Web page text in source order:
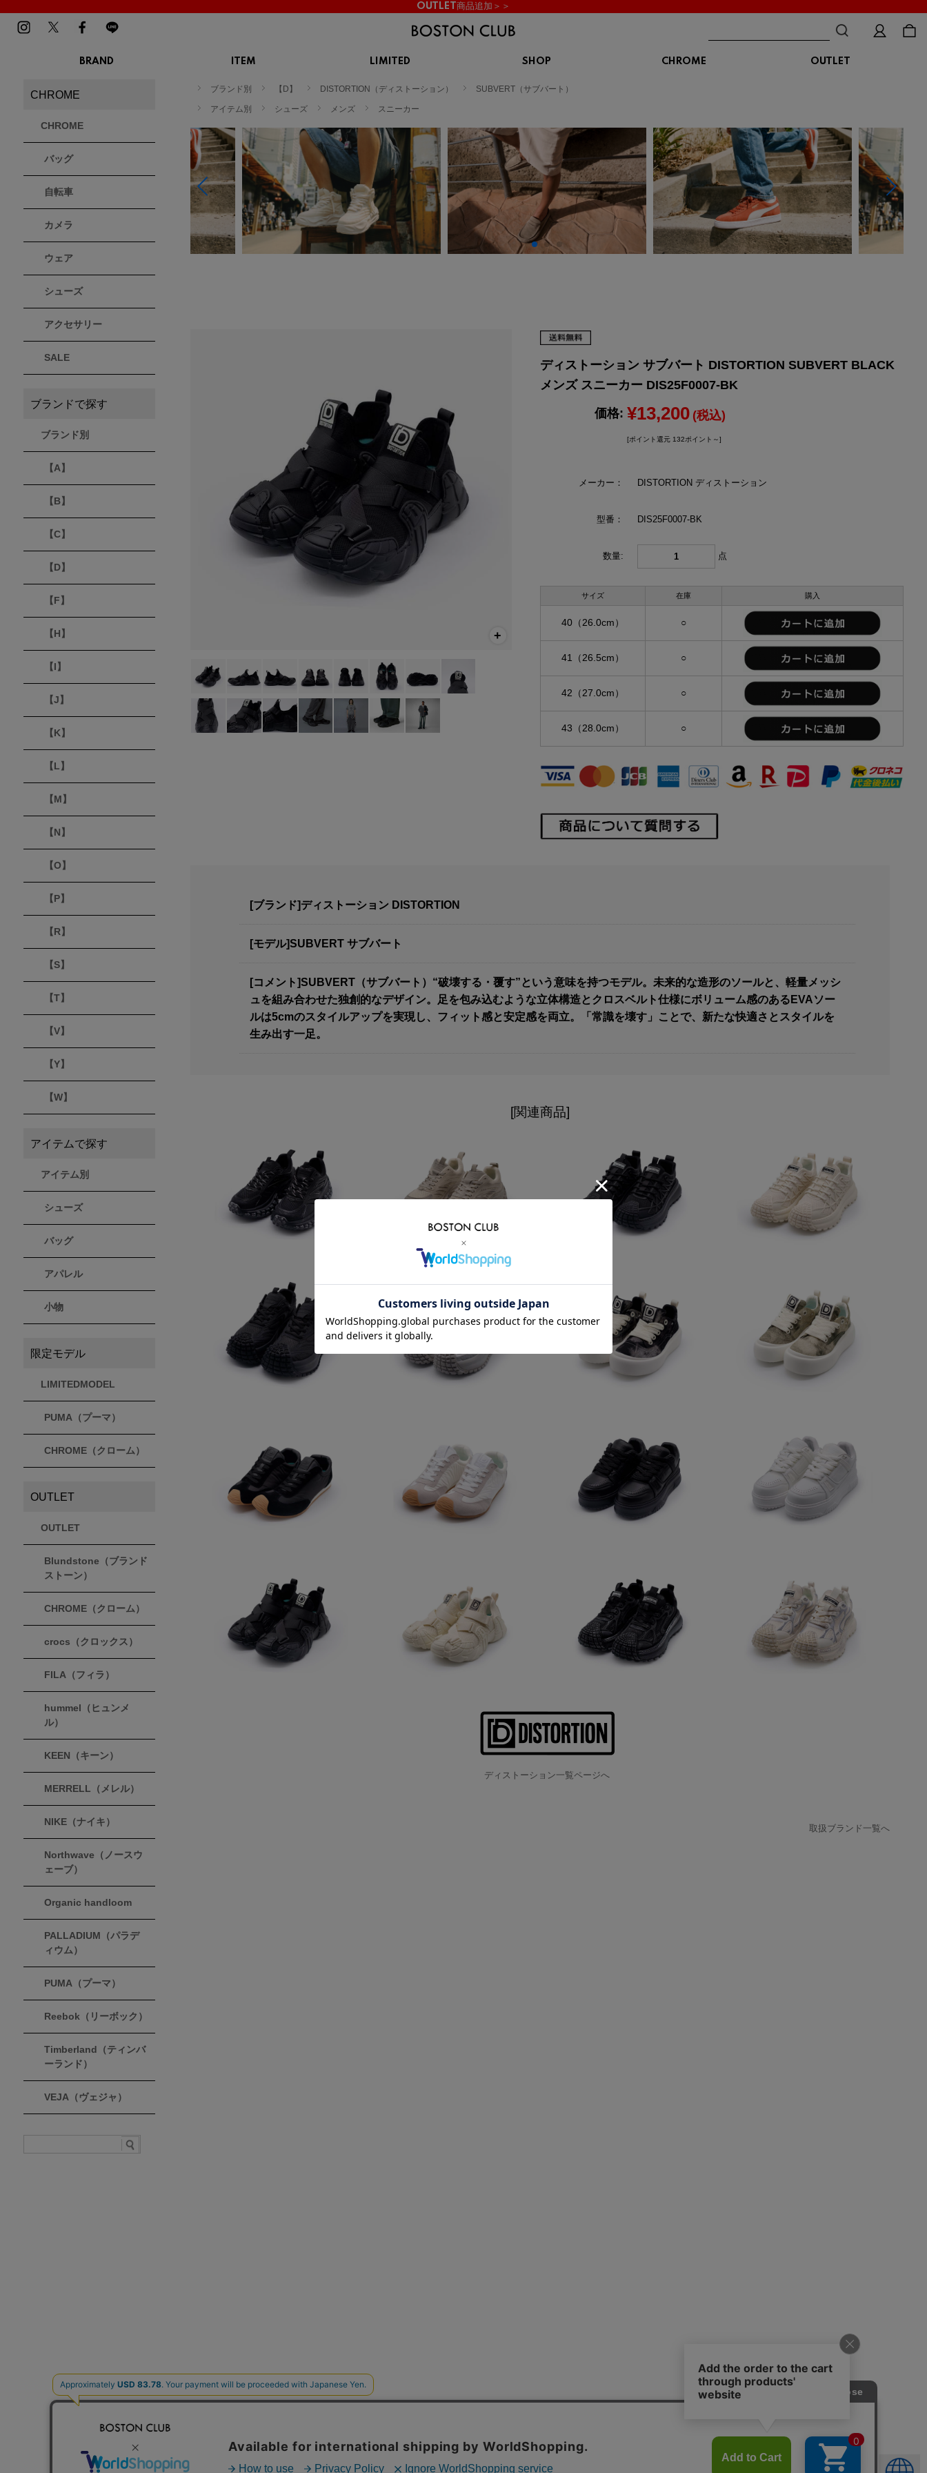
OUTLET商品追加＞＞
BRAND
BMZ
BROOKS
CHROME
Dr.Martens
ドクターマーチン
フィラ
Flower MOUNTAIN
フラワーマウンテン
hummel
ヒュンメル
INOV8
イノヴェイト
KARHU
カルフ
KEEN
キーン
MALIBUSANDALS
マリブサンダルズ
MERRELL
メレル
MIZUNO
MOUTH
new balance
ニューバランス
NIKE
ナイキ
Northwave
ノースウェーブ
OAKLEY
オークリー
オン
Organic handloom
オーガニックハンドルーム
PALLADIUM
パラディウム
PANTHER
パトリック
YETI
ITEM
スニーカー
ブーツ
トレッキングシューズ
ルームシューズ
アウター
トップス
パンツ
ソックス
アクセサリー
サンダル
ブーツ
トレッキングシューズ
ルームシューズ
アウター
トップス
パンツ
ソックス
メッセンジャーバッグ
バックパック
トートバッグ
カメラバッグ
アクセサリー
LIMITED SHOP CHROME
OUTLET
ブランド別 【D】 DISTORTION（ディストーション） SUBVERT（サブバート）
アイテム別 シューズ メンズ スニーカー
ディストーション サブバート DISTORTION SUBVERT BLACK
メンズ スニーカー DIS25F0007-BK
価格: ¥13,200 (税込)
[ポイント還元 132ポイント～]
メーカー： DISTORTION ディストーション
型番： DIS25F0007-BK
数量: 点
サイズ 在庫 購入
40（26.0cm） ○
41（26.5cm） ○
42（27.0cm） ○
43（28.0cm） ○
[ブランド]ディストーション DISTORTION
[モデル]SUBVERT サブバート
[コメント]SUBVERT（サブバート）“破壊する・覆す”という意味を持つモデル。未来的な造形のソールと、軽量メッシ
ュを組み合わせた独創的なデザイン。足を包み込むような立体構造とクロスベルト仕様にボリューム感のあるEVAソー
ルは5cmのスタイルアップを実現し、フィット感と安定感を両立。「常識を壊す」ことで、新たな快適さとスタイルを
生み出す一足。
[関連商品]
ディストーション一覧ページへ
取扱ブランド一覧へ
CHROME
CHROME
バッグ
自転車
カメラ
ウェア
シューズ
アクセサリー
SALE
ブランドで探す
ブランド別
【A】
【B】
【C】
【D】
【F】
【H】
【I】
【J】
【K】
【L】
【M】
【N】
【O】
【P】
【R】
【S】
【T】
【V】
【Y】
【W】
アイテムで探す
アイテム別
シューズ
バッグ
アパレル
小物
限定モデル
LIMITEDMODEL
PUMA（プーマ）
CHROME（クローム）
OUTLET
OUTLET
Blundstone（ブランド
ストーン）
CHROME（クローム）
crocs（クロックス）
FILA（フィラ）
hummel（ヒュンメ
ル）
KEEN（キーン）
MERRELL（メレル）
NIKE（ナイキ）
Northwave（ノースウ
ェーブ）
Organic handloom
PALLADIUM（パラデ
ィウム）
PUMA（プーマ）
Reebok（リーボック）
Timberland（ティンバ
ーランド）
VEJA（ヴェジャ）